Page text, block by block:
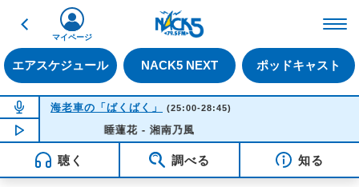
戻る
エアスケジュール NACK5 NEXT ポッドキャスト
マイページ
NOW ON AIR
海老車の「ばくばく」 (25:00-28:45)
NOW PLAYING01:48
睡蓮花 - 湘南乃風
聴く 調べる 知る